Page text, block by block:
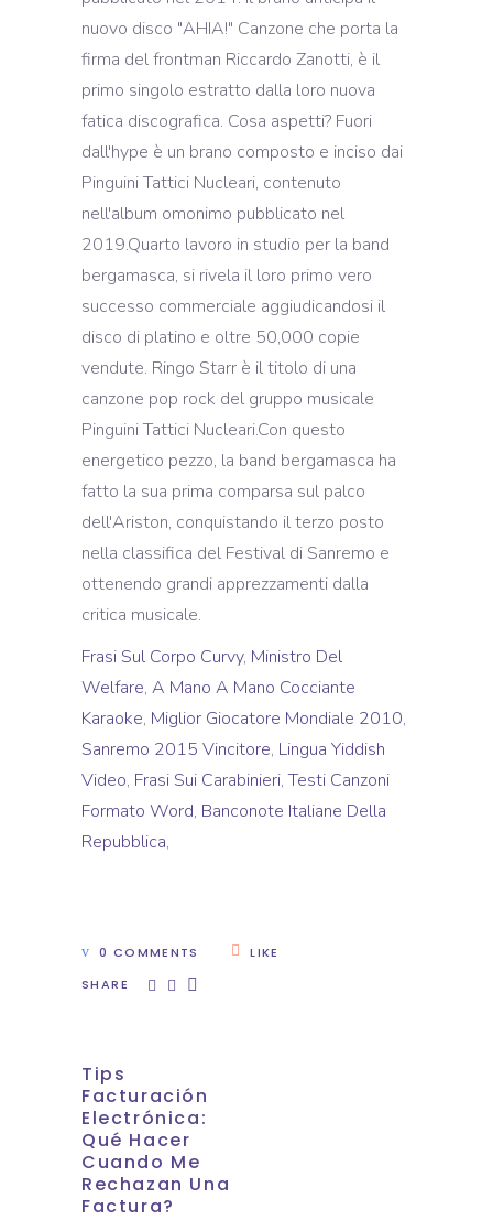
nuovo disco "AHIA!" Canzone che porta la
firma del frontman Riccardo Zanotti, è il
primo singolo estratto dalla loro nuova
fatica discografica. Cosa aspetti? Fuori
dall'hype è un brano composto e inciso dai
Pinguini Tattici Nucleari, contenuto
nell'album omonimo pubblicato nel
2019.Quarto lavoro in studio per la band
bergamasca, si rivela il loro primo vero
successo commerciale aggiudicandosi il
disco di platino e oltre 50,000 copie
vendute. Ringo Starr è il titolo di una
canzone pop rock del gruppo musicale
Pinguini Tattici Nucleari.Con questo
energetico pezzo, la band bergamasca ha
fatto la sua prima comparsa sul palco
dell'Ariston, conquistando il terzo posto
nella classifica del Festival di Sanremo e
ottenendo grandi apprezzamenti dalla
critica musicale.
Frasi Sul Corpo Curvy, Ministro Del
Welfare, A Mano A Mano Cocciante
Karaoke, Miglior Giocatore Mondiale 2010,
Sanremo 2015 Vincitore, Lingua Yiddish
Video, Frasi Sui Carabinieri,Testi Canzoni
Formato Word, Banconote Italiane Della
Repubblica,
0 COMMENTS
LIKE
SHARE
Tips
Facturación
Electrónica:
Qué Hacer
Cuando Me
Rechazan Una
Factura?